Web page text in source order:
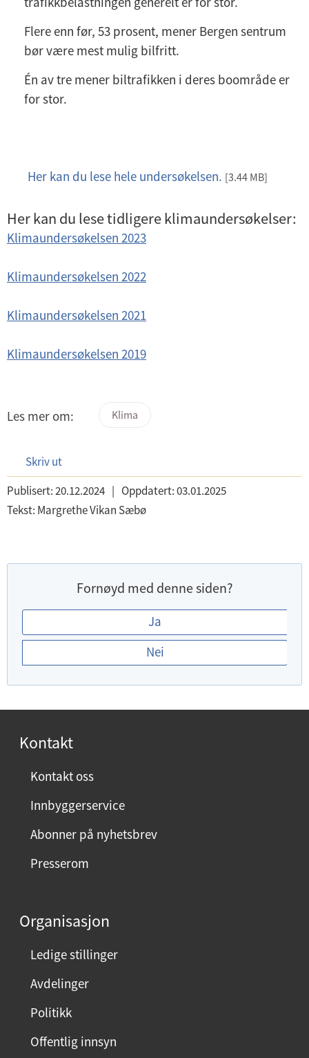
Flere enn før, 53 prosent, mener Bergen sentrum
bør være mest mulig bilfritt.
Én av tre mener biltrafikken i deres boområde er
for stor.
f
Her kan du lese hele undersøkelsen. [3.44 MB]
Her kan du lese tidligere klimaundersøkelser:
Klimaundersøkelsen 2023
Klimaundersøkelsen 2022
Klimaundersøkelsen 2021
Klimaundersøkelsen 2019
Les mer om: Klima
Skriv ut
Publisert:20.12.2024 | Oppdatert:03.01.2025
Tekst: Margrethe Vikan Sæbø
Fornøyd med denne siden?
E
r
o
r
n
m
n
Ja
Nei
Kontakt
Kontakt oss
Innbyggerservice
Abonner på nyhetsbrev
Presserom
Organisasjon
Ledige stillinger
Avdelinger
Politikk
Offentlig innsyn